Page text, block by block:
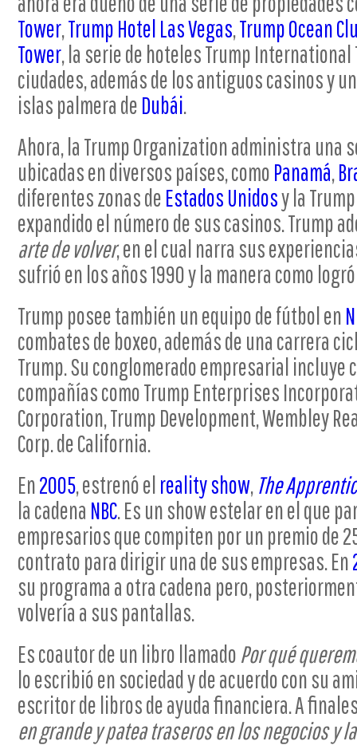
Tower,Trump Hotel Las Vegas,Trump Ocean
Tower, la serie de hoteles Trump International
ciudades, además de los antiguos casinos y
islas palmera de Dubái.
Ahora, la Trump Organization administra una
ubicadas en diversos países, como Panamá,
diferentes zonas de Estados Unidosy la
expandido el número de sus casinos. Trump
arte de volver, en el cual narra sus
sufrió en los años 1990 y la manera como
Trump posee también un equipo de fútbol en
combates de boxeo, además de una carrera
Trump. Su conglomerado empresarial incluye
compañías como Trump Enterprises
Corporation, Trump Development, Wembley
Corp. de California.
En2005, estrenó el reality show, The
la cadena NBC. Es un show estelar en el que
empresarios que compiten por un premio de
contrato para dirigir una de sus empresas. En
su programa a otra cadena pero,
volvería a sus pantallas.
Es coautor de un libro llamado Por qué
lo escribió en sociedad y de acuerdo con su
escritor de libros de ayuda financiera. A
en grande y patea traseros en los negocios y